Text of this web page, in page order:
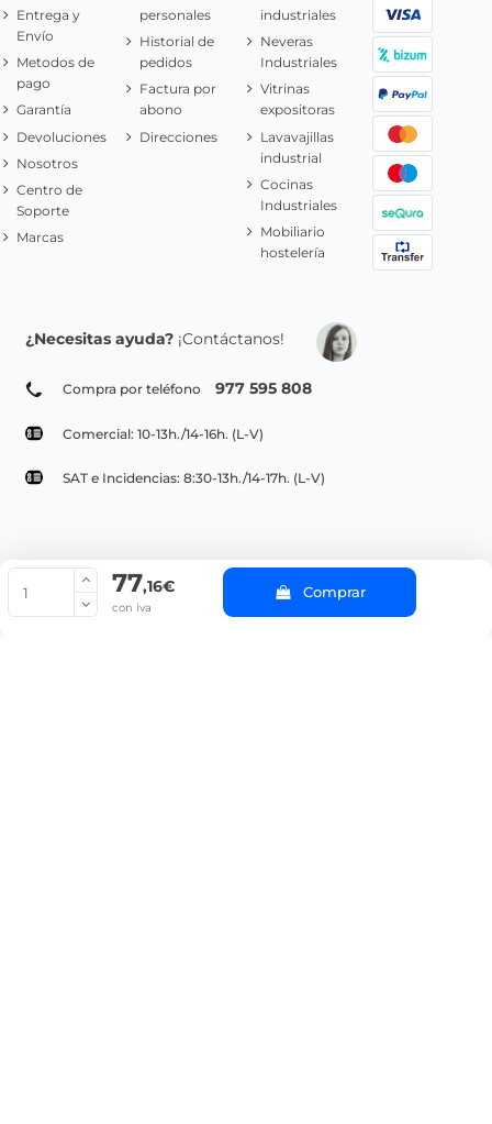
77,16€
con iva
Comprar
Entrega y
Envío
Metodos de
pago
Garantía
Devoluciones
Nosotros
Centro de
Soporte
Marcas
personales
Historial de
pedidos
Factura por
abono
Direcciones
industriales
Neveras
Industriales
Vitrinas
expositoras
Lavavajillas
industrial
Cocinas
Industriales
Mobiliario
hostelería
¿Necesitas ayuda? ¡Contáctanos!
Compra por teléfono 977 595 808
Comercial: 10-13h./14-16h. (L-V)
SAT e Incidencias: 8:30-13h./14-17h. (L-V)
© Copyright 2022 PepeBar.com |
Aviso legal y
Condiciones generales de compra |
Blog